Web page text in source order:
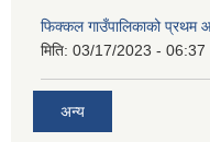
फिक्कल गाउँपालिकाको
मिति: 03/17/2023 - 06:37
अन्य